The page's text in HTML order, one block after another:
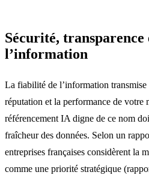
Sécurité, transparence
l’information
La fiabilité de l’information
réputation et la performance de votre
référencement IA digne de ce nom
fraîcheur des données. Selon un
entreprises françaises considèrent la
comme une priorité stratégique